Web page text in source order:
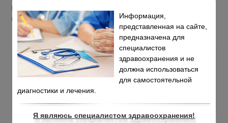
Если вы нашли ошибку, пожалуйста, выделите фрагмент текста
и нажмитеCtrl+Enter.
© 2026 Infertility School · © ИП Ермолович С. Ю.· © Конгресс-оператор
«Мединкон»·Политика конфиденциальности· Дизайн и поддержка:
GoodwinPress.ru
Информация,
представленная на сайте,
предназначена для
специалистов
здравоохранения и не
должна использоваться
для самостоятельной
диагностики и лечения.
Я являюсь специалистом здравоохранения!